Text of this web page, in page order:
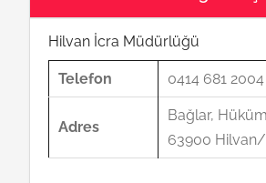
Hilvan İcra Müdürlüğü
Telefon 0414 681 2004
Adres
Bağlar,
63900 Hilvan/